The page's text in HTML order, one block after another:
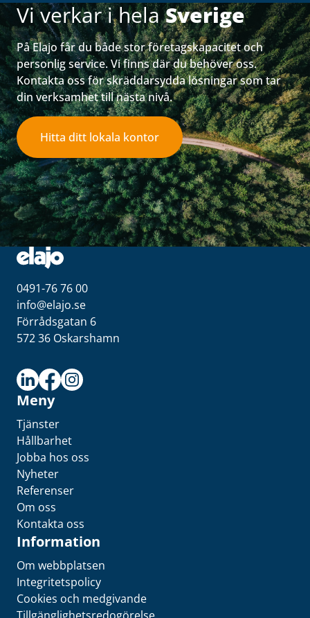
Vi verkar i helaSverige
På Elajo får du både stor företagskapacitet och
personlig service. Vi finns där du behöver oss.
Kontakta oss för skräddarsydda lösningar som tar
din verksamhet till nästa nivå.
Hitta ditt lokala kontor
0491-76 76 00
info@elajo.se
Förrådsgatan 6
572 36 Oskarshamn
Meny
Tjänster
Hållbarhet
Jobba hos oss
Nyheter
Referenser
Om oss
Kontakta oss
Information
Om webbplatsen
Integritetspolicy
Cookies och medgivande